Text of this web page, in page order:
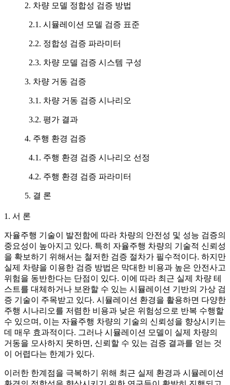
2. 차량 모델 정합성 검증 방법
2.1. 시뮬레이션 모델 검증 표준
2.2. 정합성 검증 파라미터
2.3. 차량 모델 검증 시스템 구성
3. 차량 거동 검증
3.1. 차량 거동 검증 시나리오
3.2. 평가 결과
4. 주행 환경 검증
4.1. 주행 환경 검증 시나리오 선정
4.2. 주행 환경 검증 파라미터
5. 결 론
1. 서 론
자율주행 기술이 발전함에 따라 차량의 안전성 및 성능 검증의
중요성이 높아지고 있다. 특히 자율주행 차량의 기술적 신뢰성
을 확보하기 위해서는 철저한 검증 절차가 필수적이다. 하지만
실제 차량을 이용한 검증 방법은 막대한 비용과 높은 안전사고
위험을 동반한다는 단점이 있다. 이에 따라 최근 실제 차량 테
스트를 대체하거나 보완할 수 있는 시뮬레이션 기반의 가상 검
증 기술이 주목받고 있다. 시뮬레이션 환경을 활용하면 다양한
주행 시나리오를 저렴한 비용과 낮은 위험성으로 반복 수행할
수 있으며, 이는 자율주행 차량의 기술의 신뢰성을 향상시키는
데 매우 효과적이다. 그러나 시뮬레이션 모델이 실제 차량의
거동을 모사하지 못하면, 신뢰할 수 있는 검증 결과를 얻는 것
이 어렵다는 한계가 있다.
이러한 한계점을 극복하기 위해 최근 실제 환경과 시뮬레이션